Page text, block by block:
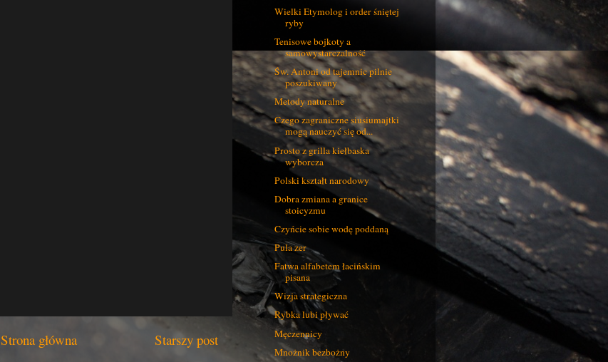
Starszy post
Strona główna
Wielki Etymolog i order śniętej
ryby
Tenisowe bojkoty a
samowystarczalność
Św. Antoni od tajemnic pilnie
poszukiwany
Metody naturalne
Czego zagraniczne siusiumajtki
mogą nauczyć się od...
Prosto z grilla kiełbaska
wyborcza
Polski kształt narodowy
Dobra zmiana a granice
stoicyzmu
Czyńcie sobie wodę poddaną
Pula zer
Fatwa alfabetem łacińskim
pisana
Wizja strategiczna
Rybka lubi pływać
Męczennicy
Mnożnik bezbożny